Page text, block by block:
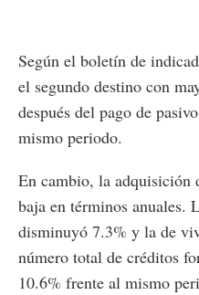
Según el boletín de
el segundo destino con
después del pago de
mismo periodo.
En cambio, la adquisición
baja en términos anuales.
disminuyó 7.3% y la de
número total de créditos
10.6% frente al mismo